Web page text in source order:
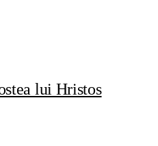
lui Hristos